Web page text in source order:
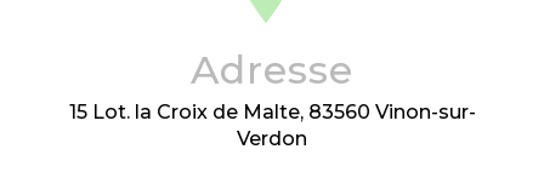
Adresse
15 Lot. la Croix de Malte, 83560 Vinon-sur-
Verdon